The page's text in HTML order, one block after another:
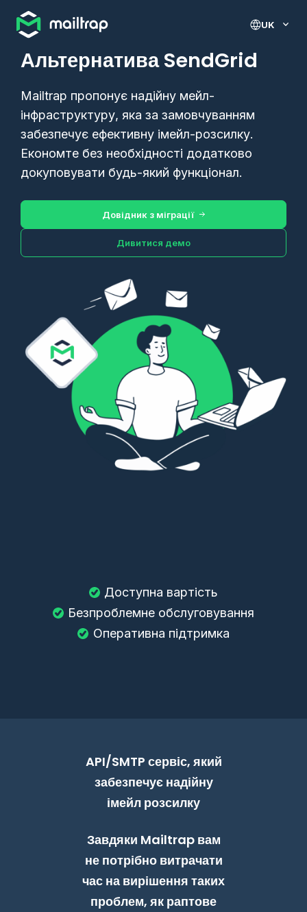
UK
Альтернатива SendGrid
Mailtrap пропонує надійну мейл-
інфраструктуру, яка за замовчуванням
забезпечує ефективну імейл-розсилку.
Економте без необхідності додатково
докуповувати будь-який функціонал.
Довідник з міграції
Дивитися демо
Доступна вартість
Безпроблемне обслуговування
Оперативна підтримка
API/SMTP сервіс, який
забезпечує надійну
імейл розсилку
Завдяки Mailtrap вам
не потрібно витрачати
час на вирішення таких
проблем, як раптове